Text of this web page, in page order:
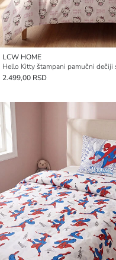
LCW HOME
2.499,00 RSD